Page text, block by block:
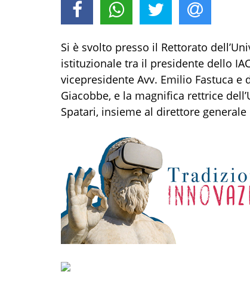
Si è svolto presso il Rettorato
istituzionale tra il presidente dello
vicepresidente Avv. Emilio Fastuca e
Giacobbe, e la magnifica rettrice
Spatari, insieme al direttore generale